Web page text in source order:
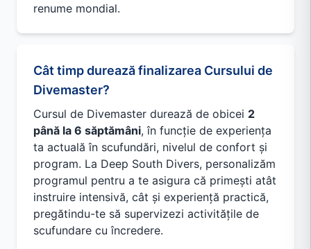
renume mondial.
Cât timp durează finalizarea Cursului de
Divemaster?
Cursul de Divemaster durează de obicei 2
până la 6 săptămâni, în funcție de experiența
ta actuală în scufundări, nivelul de confort și
program. La Deep South Divers, personalizăm
programul pentru a te asigura că primești atât
instruire intensivă, cât și experiență practică,
pregătindu-te să supervizezi activitățile de
scufundare cu încredere.